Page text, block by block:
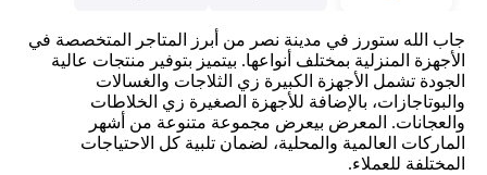
جاب الله ستورز في مدينة نصر من أبرز المتاجر المتخصصة في
الأجهزة المنزلية بمختلف أنواعها. بيتميز بتوفير منتجات عالية
الجودة تشمل الأجهزة الكبيرة زي الثلاجات والغسالات
والبوتاجازات، بالإضافة للأجهزة الصغيرة زي الخلاطات
والعجانات. المعرض بيعرض مجموعة متنوعة من أشهر
الماركات العالمية والمحلية، لضمان تلبية كل الاحتياجات
المختلفة للعملاء.